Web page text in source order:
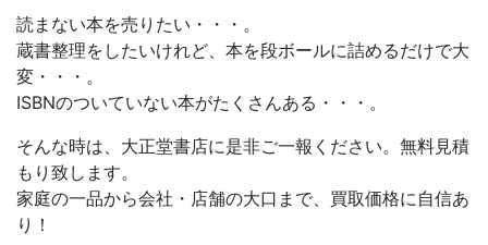
読まない本を売りたい・・・。
蔵書整理をしたいけれど、本を段ボールに詰めるだけで大
変・・・。
ISBNのついていない本がたくさんある・・・。
そんな時は、大正堂書店に是非ご一報ください。無料見積
もり致します。
家庭の一品から会社・店舗の大口まで、買取価格に自信あ
り！